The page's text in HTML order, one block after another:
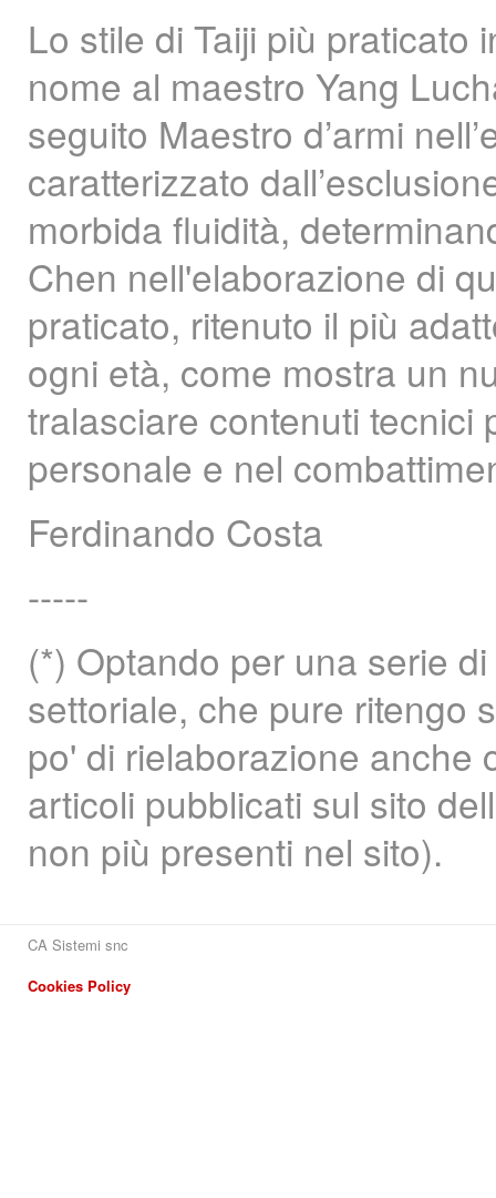
Lo stile di Taiji più praticato
nome al maestro Yang
seguito Maestro d’armi
caratterizzato
morbida fluidità,
Chen nell'elaborazione di
praticato, ritenuto il più
ogni età, come mostra un
tralasciare contenuti tecnici
personale e nel
Ferdinando Costa
-----
(*) Optando per una serie
settoriale, che pure ritengo
po' di rielaborazione anche
articoli pubblicati sul sito
non più presenti nel sito).
CA Sistemi snc
Cookies Policy